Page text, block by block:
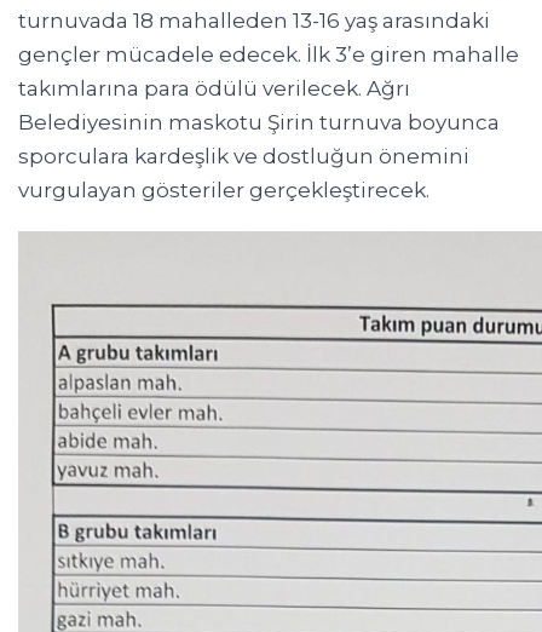
turnuvada 18 mahalleden 13-16 yaş arasındaki
gençler mücadele edecek. İlk 3’e giren mahalle
takımlarına para ödülü verilecek. Ağrı
Belediyesinin maskotu Şirin turnuva boyunca
sporculara kardeşlik ve dostluğun önemini
vurgulayan gösteriler gerçekleştirecek.